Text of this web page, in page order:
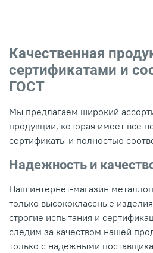
Качественная
сертификатами и
ГОСТ
Мы предлагаем широкий
продукции, которая имеет все
сертификаты и полностью
Надежность и
Наш интернет-магазин
только высококлассные
строгие испытания и
следим за качеством нашей
только с надежными